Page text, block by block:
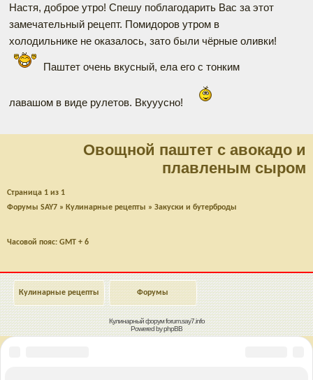
Настя, доброе утро! Спешу поблагодарить Вас за этот
замечательный рецепт. Помидоров утром в
холодильнике не оказалось, зато были чёрные оливки!
Паштет очень вкусный, ела его с тонким
лавашом в виде рулетов. Вкууусно!
Овощной паштет с авокадо и
плавленым сыром
Страница 1 из 1
Форумы SAY7 » Кулинарные рецепты » Закуски и бутерброды
Часовой пояс: GMT + 6
Кулинарные рецепты Форумы
Кулинарный форумforum.say7.info
Powered byphpBB